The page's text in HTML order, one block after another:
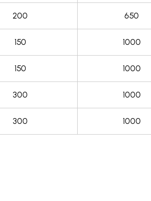
200 650
150 1000
150 1000
300 1000
300 1000